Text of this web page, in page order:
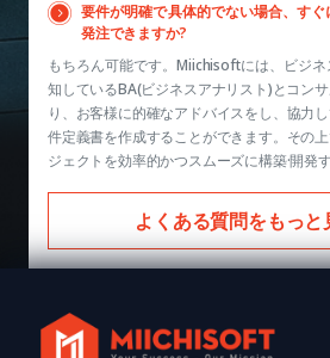
要件が明確で具体的でない場合、す
発注できますか?
もちろん可能です。Miichisoftには、ビジ
知しているBA(ビジネスアナリスト)とコン
り、お客様に的確なアドバイスをし、協力
件定義書を作成することができます。その
ジェクトを効率的かつスムーズに構築·開発
よくある質問をもっと